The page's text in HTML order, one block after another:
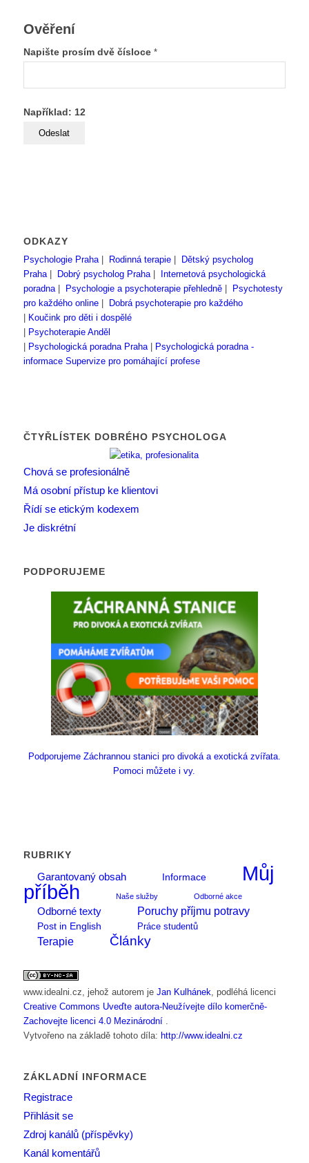
Ověření
Napište prosím dvě čísloce *
Například: 12
ODKAZY
Psychologie Praha| Rodinná terapie|
Dětský psycholog
Praha| Dobrý psycholog Praha|
Internetová psychologická
poradna| Psychologie a psychoterapie přehledně|
Psychotesty
pro každého online|
Dobrá psychoterapie pro každého
Koučink pro děti i dospělé
Psychoterapie Anděl
Psychologická poradna Praha|
Psychologická poradna -
informace Supervize pro pomáhající profese
ČTYŘLÍSTEK DOBRÉHO PSYCHOLOGA
Chová se profesionálně
Má osobní přístup ke klientovi
Řídí se etickým kodexem
Je diskrétní
PODPORUJEME
Podporujeme Záchrannou stanici pro divoká a exotická zvířata.
Pomoci můžete i vy.
RUBRIKY
Garantovaný obsah
Informace
Můj
příběh
Naše služby Odborné akce
Odborné texty Poruchy příjmu potravy
Post in English Práce studentů
Terapie Články
www.idealni.cz , jehož autorem je Jan Kulhánek , podléhá licenci
Creative Commons Uveďte autora-Neužívejte dílo komerčně-
Zachovejte licenci 4.0 Mezinárodní
Vytvořeno na základě tohoto díla: http://www.idealni.cz
ZÁKLADNÍ INFORMACE
Registrace
Přihlásit se
Zdroj kanálů (příspěvky)
Kanál komentářů